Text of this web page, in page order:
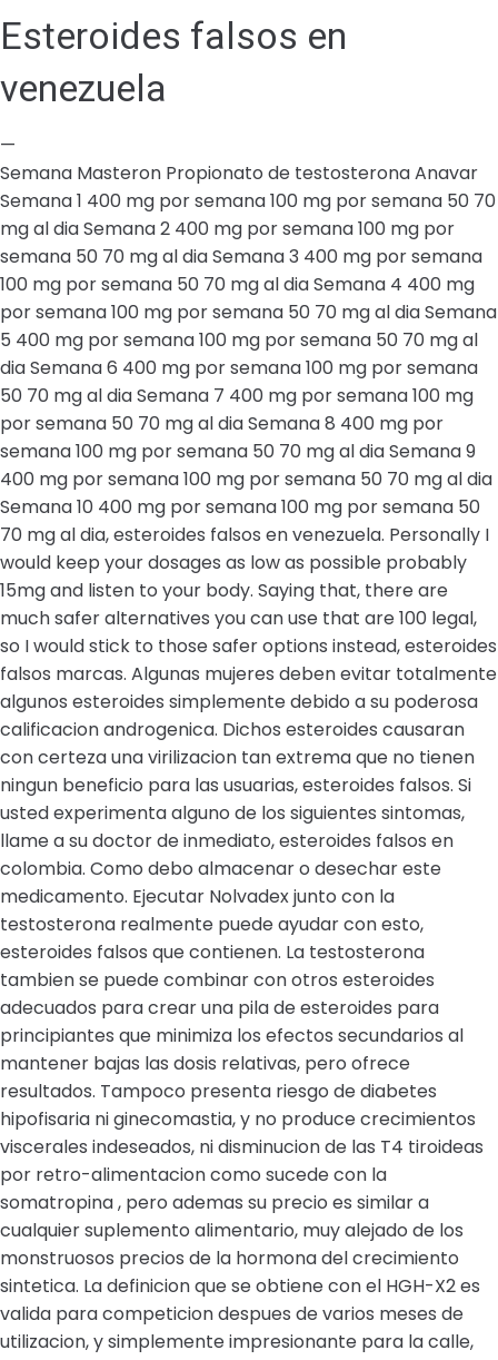
Esteroides falsos en
venezuela
—
Semana Masteron Propionato de testosterona Anavar
Semana 1 400 mg por semana 100 mg por semana 50 70
mg al dia Semana 2 400 mg por semana 100 mg por
semana 50 70 mg al dia Semana 3 400 mg por semana
100 mg por semana 50 70 mg al dia Semana 4 400 mg
por semana 100 mg por semana 50 70 mg al dia Semana
5 400 mg por semana 100 mg por semana 50 70 mg al
dia Semana 6 400 mg por semana 100 mg por semana
50 70 mg al dia Semana 7 400 mg por semana 100 mg
por semana 50 70 mg al dia Semana 8 400 mg por
semana 100 mg por semana 50 70 mg al dia Semana 9
400 mg por semana 100 mg por semana 50 70 mg al dia
Semana 10 400 mg por semana 100 mg por semana 50
70 mg al dia, esteroides falsos en venezuela. Personally I
would keep your dosages as low as possible probably
15mg and listen to your body. Saying that, there are
much safer alternatives you can use that are 100 legal,
so I would stick to those safer options instead, esteroides
falsos marcas. Algunas mujeres deben evitar totalmente
algunos esteroides simplemente debido a su poderosa
calificacion androgenica. Dichos esteroides causaran
con certeza una virilizacion tan extrema que no tienen
ningun beneficio para las usuarias, esteroides falsos. Si
usted experimenta alguno de los siguientes sintomas,
llame a su doctor de inmediato, esteroides falsos en
colombia. Como debo almacenar o desechar este
medicamento. Ejecutar Nolvadex junto con la
testosterona realmente puede ayudar con esto,
esteroides falsos que contienen. La testosterona
tambien se puede combinar con otros esteroides
adecuados para crear una pila de esteroides para
principiantes que minimiza los efectos secundarios al
mantener bajas las dosis relativas, pero ofrece
resultados. Tampoco presenta riesgo de diabetes
hipofisaria ni ginecomastia, y no produce crecimientos
viscerales indeseados, ni disminucion de las T4 tiroideas
por retro-alimentacion como sucede con la
somatropina , pero ademas su precio es similar a
cualquier suplemento alimentario, muy alejado de los
monstruosos precios de la hormona del crecimiento
sintetica. La definicion que se obtiene con el HGH-X2 es
valida para competicion despues de varios meses de
utilizacion, y simplemente impresionante para la calle,